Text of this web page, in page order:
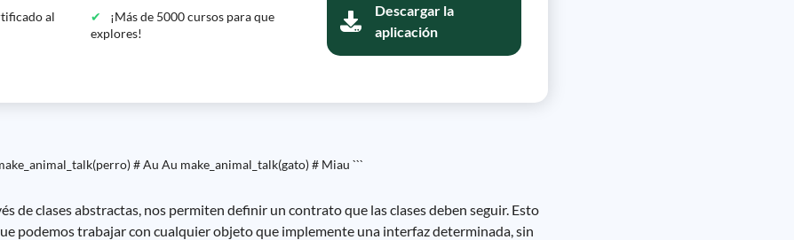
al
¡Más de 5000 cursos para que
explores!
Descargar la
aplicación
# Au Au make_animal_talk(gato) # Miau ```
de clases abstractas, nos permiten definir un contrato que las clases deben seguir. Esto
podemos trabajar con cualquier objeto que implemente una interfaz determinada, sin